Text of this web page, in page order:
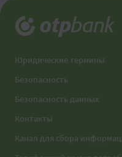
Юридические термины
Безопасность
Безопасность данных
Контакты
Канал для сбора